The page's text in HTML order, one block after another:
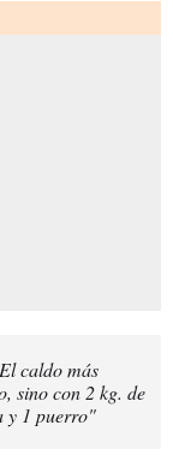
caldo más
sino con 2 kg. de
y 1 puerro"